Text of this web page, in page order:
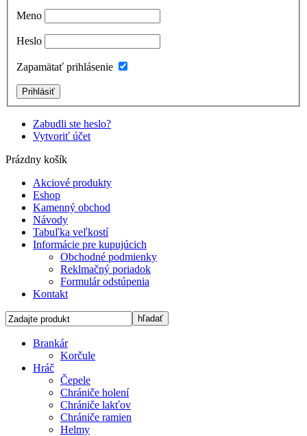
Meno
Heslo
Zapamätať prihlásenie
Zabudli ste heslo?
Vytvoriť účet
Prázdny košík
Akciové produkty
Eshop
Kamenný obchod
Návody
Tabuľka veľkostí
Informácie pre kupujúcich
Obchodné podmienky
Reklmačný poriadok
Formulár odstúpenia
Kontakt
Brankár
Korčule
Hráč
Čepele
Chrániče holení
Chrániče lakťov
Chrániče ramien
Helmy